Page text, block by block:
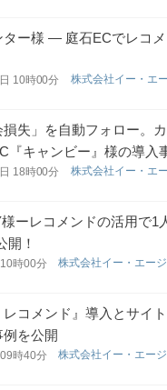
ー様 — 庭石ECでレコ
10時00分 株式会社イー・エ
損失」を自動フォロー。
『キャンビー』様の導入
18時00分 株式会社イー・エ
ーレコメンドの活用で1
開！
時00分 株式会社イー・エー
レコメンド』導入とサイ
例を公開
時40分 株式会社イー・エー